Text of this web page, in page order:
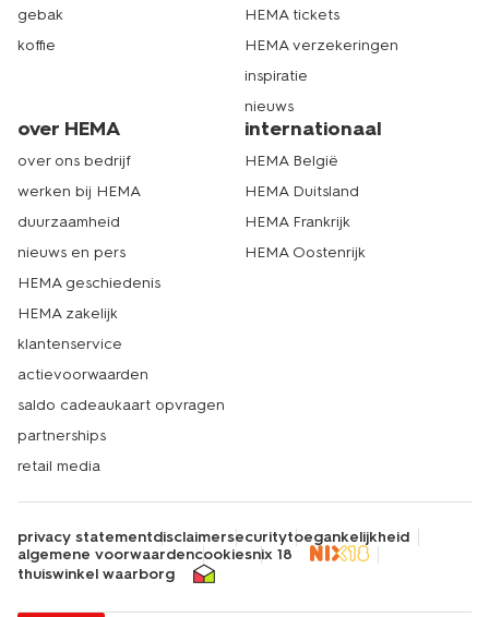
gebak
koffie
HEMA tickets
HEMA verzekeringen
inspiratie
nieuws
over HEMA
over ons bedrijf
werken bij HEMA
duurzaamheid
nieuws en pers
HEMA geschiedenis
HEMA zakelijk
klantenservice
actievoorwaarden
saldo cadeaukaart opvragen
partnerships
retail media
internationaal
HEMA België
HEMA Duitsland
HEMA Frankrijk
HEMA Oostenrijk
privacy statementdisclaimersecuritytoegankelijkheid
algemene voorwaardencookiesnix 18
thuiswinkel waarborg